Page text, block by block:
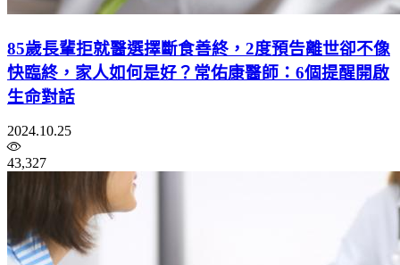
85歲長輩拒就醫選擇斷食善終，2度預告離世卻不像
快臨終，家人如何是好？常佑康醫師：6個提醒開啟
生命對話
2024.10.25
43,327